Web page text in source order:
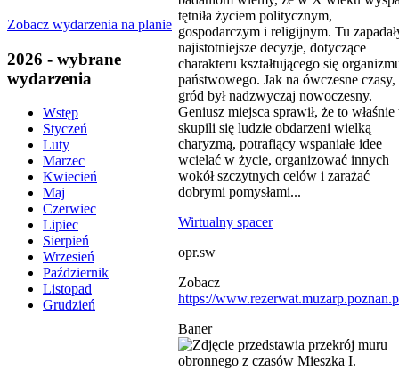
Zobacz wydarzenia na planie
2026 - wybrane
wydarzenia
Wstęp
Styczeń
Luty
Marzec
Kwiecień
Maj
Czerwiec
Lipiec
Sierpień
Wrzesień
Październik
Listopad
Grudzień
tętniła życiem politycznym,
gospodarczym i religijnym. Tu
najistotniejsze decyzje, dotyczące
charakteru kształtującego się
państwowego. Jak na ówczesne czasy,
gród był nadzwyczaj nowoczesny.
Geniusz miejsca sprawił, że to właśnie
skupili się ludzie obdarzeni wielką
charyzmą, potrafiący wspaniałe idee
wcielać w życie, organizować innych
wokół szczytnych celów i zarażać
dobrymi pomysłami...
Wirtualny spacer
opr.sw
Zobacz
https://
Baner